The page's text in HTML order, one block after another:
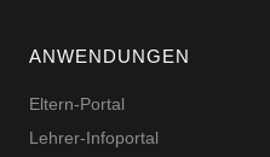
ANWENDUNGEN
Eltern-Portal
Lehrer-Infoportal